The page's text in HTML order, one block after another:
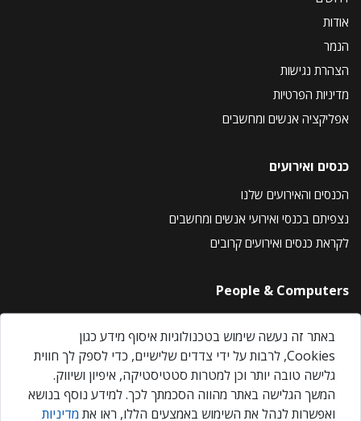
אודות
הנמר
הצהרת נגישות
מדיניות הפרטיות
אפליקציה אנשים ומחשבים
כנסים ואירועים
הכנסים והאירועים שלנו
נצפיתם בכנסי ואירועי אנשים ומחשבים
לקראת כנסים ואירועים קרובים
People & Computers
About Us
Privacy Policy
Contact Us
Our Events
באתר זה נעשה שימוש בטכנולוגיות איסוף מידע כגון
Cookies, לרבות על ידי צדדים שלישיים, כדי לספק לך חווית
גלישה טובה יותר וכן למטרות סטטיסטיקה, איפיון ושיווק.
המשך הגלישה באתר מהווה הסכמתך לכך. למידע נוסף בנושא
ואפשרות לנהל את השימוש באמצעים הללו, ראו את מדיניות